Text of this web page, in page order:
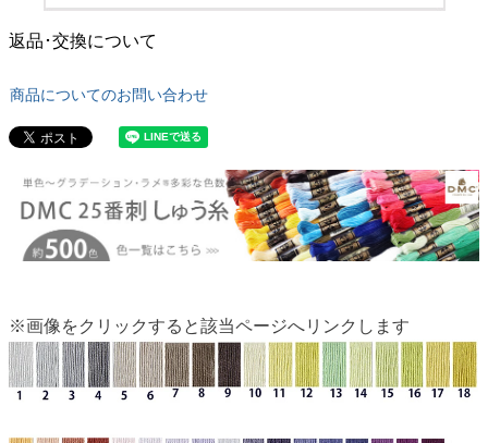
返品･交換について
商品についてのお問い合わせ
※画像をクリックすると該当ページへリンクします